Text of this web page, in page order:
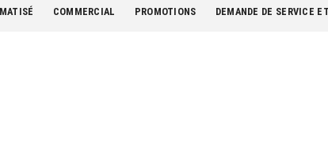
COMMERCIAL PROMOTIONS DEMANDE DE SERVICE